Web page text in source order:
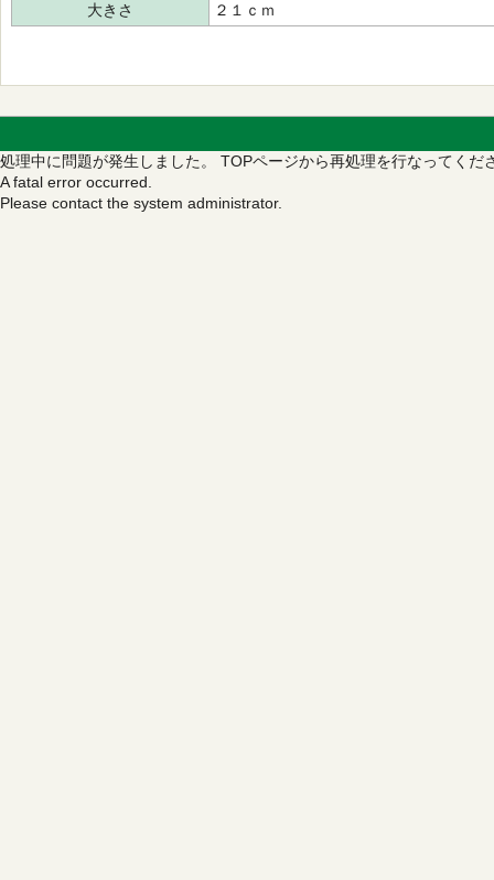
大きさ
２１ｃｍ
処理中に問題が発生しました。 TOPページから再処理を行なってくだ
A fatal error occurred.
Please contact the system administrator.